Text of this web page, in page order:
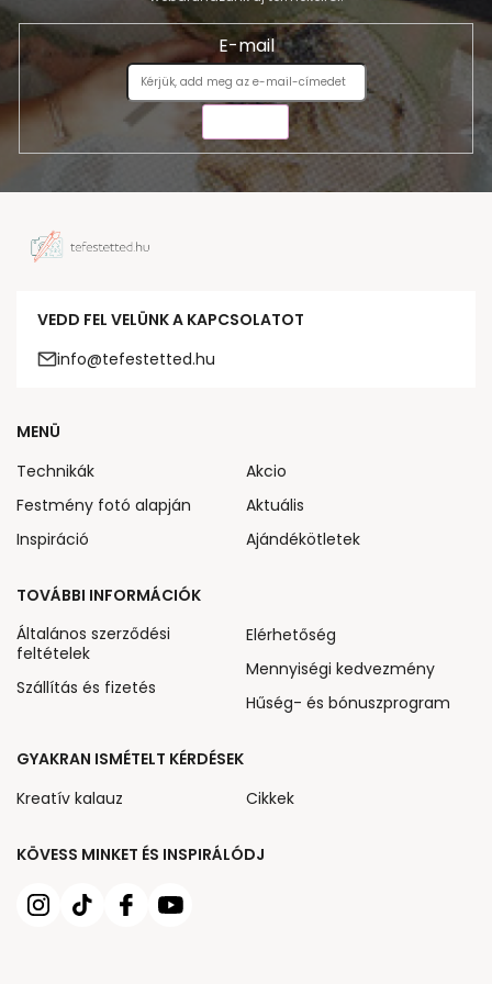
E-mail
VEDD FEL VELÜNK A KAPCSOLATOT
info@tefestetted.hu
KÖVESS MINKET ÉS INSPIRÁLÓDJ
MENÜ
Technikák
Festmény fotó alapján
Inspiráció
Akcio
Aktuális
Ajándékötletek
TOVÁBBI INFORMÁCIÓK
Általános szerződési
feltételek
Szállítás és fizetés
Elérhetőség
Mennyiségi kedvezmény
Hűség- és bónuszprogram
GYAKRAN ISMÉTELT KÉRDÉSEK
Kreatív kalauz
Cikkek